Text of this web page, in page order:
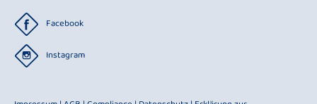
Facebook
Instagram